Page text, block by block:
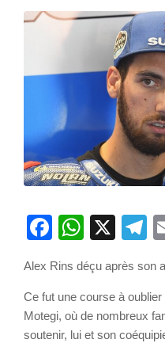
Facebook
X
Alex Rins déçu après son
Ce fut une course à
Motegi, où de nombreux
soutenir, lui et son